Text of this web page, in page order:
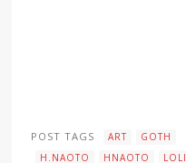
POST TAGS ART
GOTH
H.NAOTO
HNAOTO